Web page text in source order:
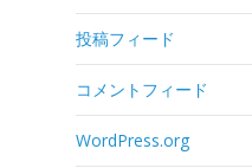
投稿フィード
コメントフィード
WordPress.org